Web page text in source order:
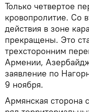
Только четвертое
кровопролитие. Со
действия в зоне
прекращены. Это
трехсторонним
Армении,
заявление по
9 ноября.
Армянская сторона